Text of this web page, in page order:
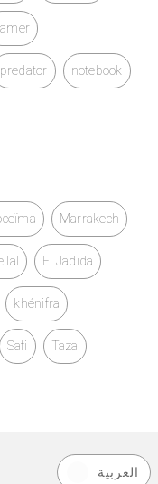
predator notebook
Marrakech
El Jadida
khénifra
Safi Taza
العربية